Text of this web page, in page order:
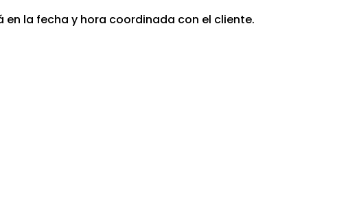
en la fecha y hora coordinada con el cliente.